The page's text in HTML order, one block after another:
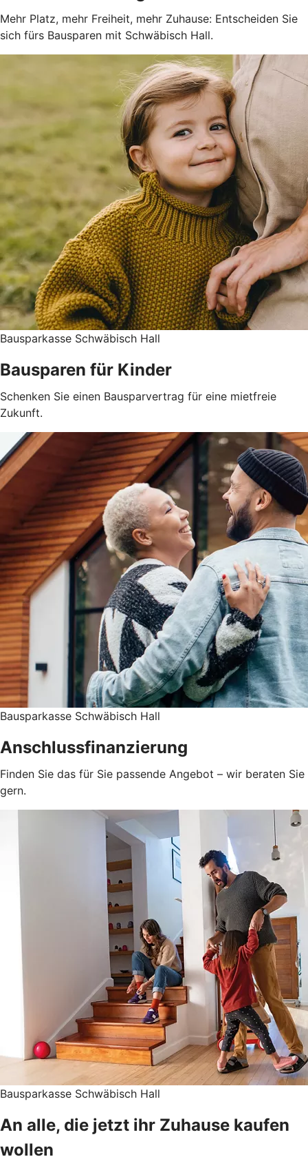
Mehr Platz, mehr Freiheit, mehr Zuhause: Entscheiden Sie
sich fürs Bausparen mit Schwäbisch Hall.
Bausparkasse Schwäbisch Hall
Bausparen für Kinder
Schenken Sie einen Bausparvertrag für eine mietfreie
Zukunft.
Bausparkasse Schwäbisch Hall
Anschlussfinanzierung
Finden Sie das für Sie passende Angebot – wir beraten Sie
gern.
Bausparkasse Schwäbisch Hall
An alle, die jetzt ihr Zuhause kaufen
wollen